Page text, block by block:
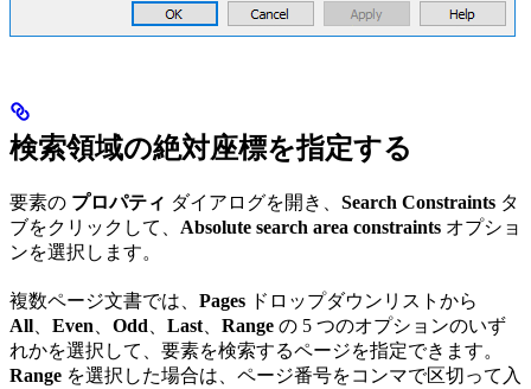
検索領域の絶対座標を指定する
要素の プロパティ ダイアログを開き、 Search Constraints タ
ブをクリックして、 Absolute search area constraints オプショ
ンを選択します。
複数ページ文書では、 Pages ドロップダウンリストから
All
Even Odd Last Range の 5 つのオプションのいず
れかを選択して、要素を検索するページを指定できます。
Range を選択した場合は、ページ番号をコンマで区切って入